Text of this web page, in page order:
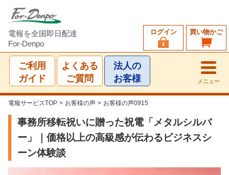
電報を全国即日配達
For-Denpo
買い物かご
ログイン
ご利用
ガイド
よくある
ご質問
法人の
お客様
メニュー
電報サービスTOP > お客様の声 > お客様の声0915
事務所移転祝いに贈った祝電「メタルシルバ
ー」｜価格以上の高級感が伝わるビジネスシ
ーン体験談